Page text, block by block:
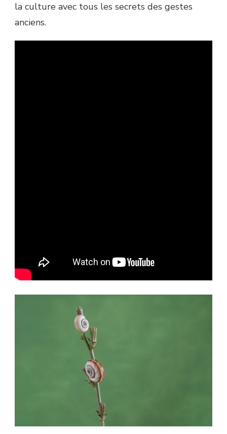
la culture avec tous les secrets des gestes
anciens.